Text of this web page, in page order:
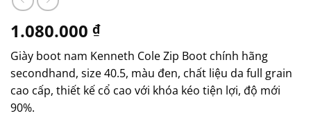
1.080.000 ₫
Giày boot nam Kenneth Cole Zip Boot chính hãng
secondhand, size 40.5, màu đen, chất liệu da full grain
cao cấp, thiết kế cổ cao với khóa kéo tiện lợi, độ mới
90%.